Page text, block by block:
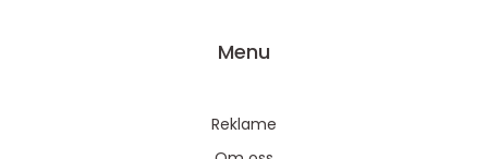
Menu
Reklame